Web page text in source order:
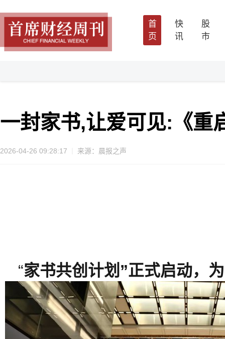
首
页
快
讯
股
市
一封家书,让爱可见:《重
2026-04-26 09:28:17 来源：晨报之声
“家书共创计划”正式启动，